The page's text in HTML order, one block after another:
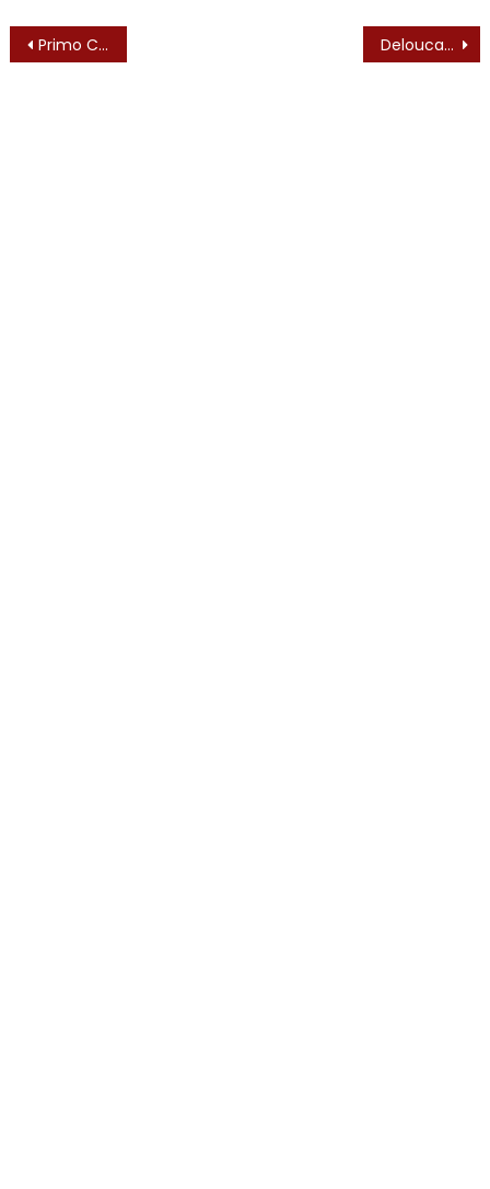
Primo Cruzado (Perfect Strangers – 1986) – Elenco Deloucacia de Polícia (The Last Precinct – 1986)